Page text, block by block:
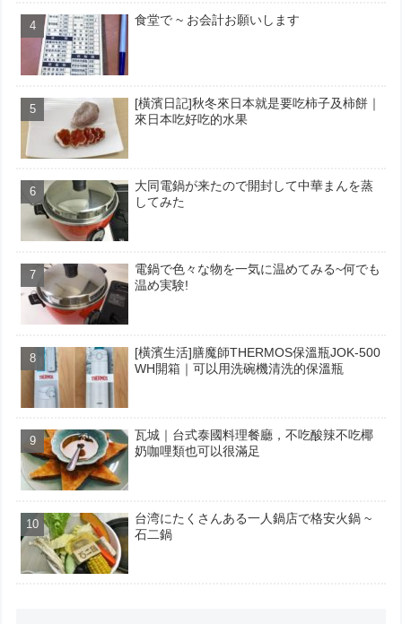
食堂で ~ お会計お願いします
[橫濱日記]秋冬來日本就是要吃柿子及柿餅｜
來日本吃好吃的水果
大同電鍋が来たので開封して中華まんを蒸
してみた
電鍋で色々な物を一気に温めてみる~何でも
温め実験!
[橫濱生活]膳魔師THERMOS保溫瓶JOK-500
WH開箱｜可以用洗碗機清洗的保溫瓶
瓦城｜台式泰國料理餐廳，不吃酸辣不吃椰
奶咖哩類也可以很滿足
台湾にたくさんある一人鍋店で格安火鍋 ~
石二鍋